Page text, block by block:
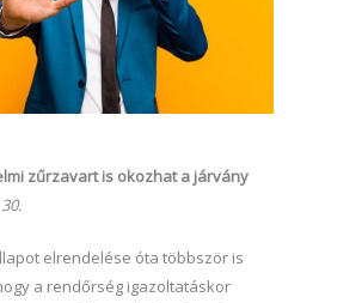
zűrzavart is okozhat a járvány
elrendelése óta többször is
a rendőrség igazoltatáskor